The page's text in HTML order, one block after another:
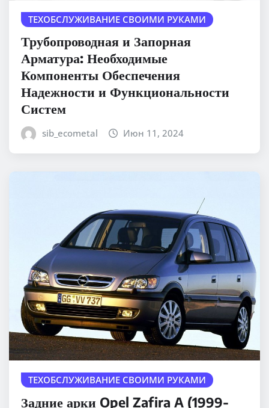
ТЕХОБСЛУЖИВАНИЕ СВОИМИ РУКАМИ
Трубопроводная и Запорная
Арматура: Необходимые
Компоненты Обеспечения
Надежности и Функциональности
Систем
sib_ecometal Июн 11, 2024
ТЕХОБСЛУЖИВАНИЕ СВОИМИ РУКАМИ
Задние арки Opel Zafira A (1999-